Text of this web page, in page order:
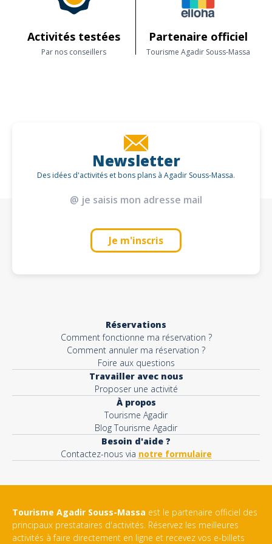
Draps et linges compris
Sèche cheveux
Greenwave Ecolodge, Sidi Boulfdail, Maroc 85352 SIDI BOULFDAIL
Activités testées
Par nos conseillers
Partenaire officiel
Tourisme Agadir Souss-Massa
Newsletter
Des idées d'activités et bons plans à Agadir Souss-Massa.
Je m'inscris
Réservations
Comment fonctionne ma réservation ?
Comment annuler ma réservation ?
Foire aux questions
Travailler avec nous
Proposer une activité
À propos
Tourisme Agadir
Blog Tourisme Agadir
Besoin d'aide ?
Contactez-nous via notre formulaire
Tourisme Agadir Souss-Massa est le partenaire officiel des
principaux prestataires d'activités. Réservez les meilleures
activités à faire directement en ligne et recevez vos e-billets